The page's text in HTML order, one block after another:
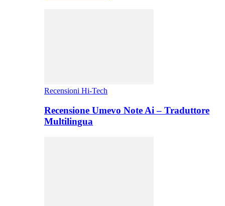
Recensioni Hi-Tech
Recensione Umevo Note Ai – Traduttore
Multilingua